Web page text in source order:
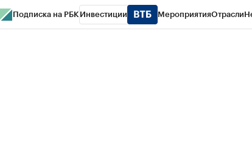
Подписка на РБК Инвестиции МероприятияОтрасли